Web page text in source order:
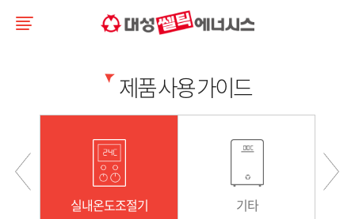
제품 사용 가이드
실내온도조절기 기타